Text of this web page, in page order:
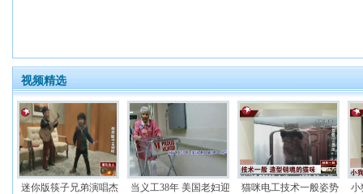
视频精选
迷你版筷子兄弟演唱杰
当义工38年 美国老妇迎
猫咪电工技术一般姿势
小